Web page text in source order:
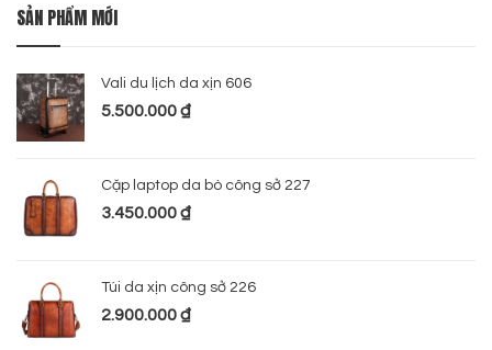
SẢN PHẨM MỚI
Vali du lịch da xịn 606
5.500.000₫
Cặp laptop da bò công sở 227
3.450.000₫
Túi da xịn công sở 226
2.900.000₫